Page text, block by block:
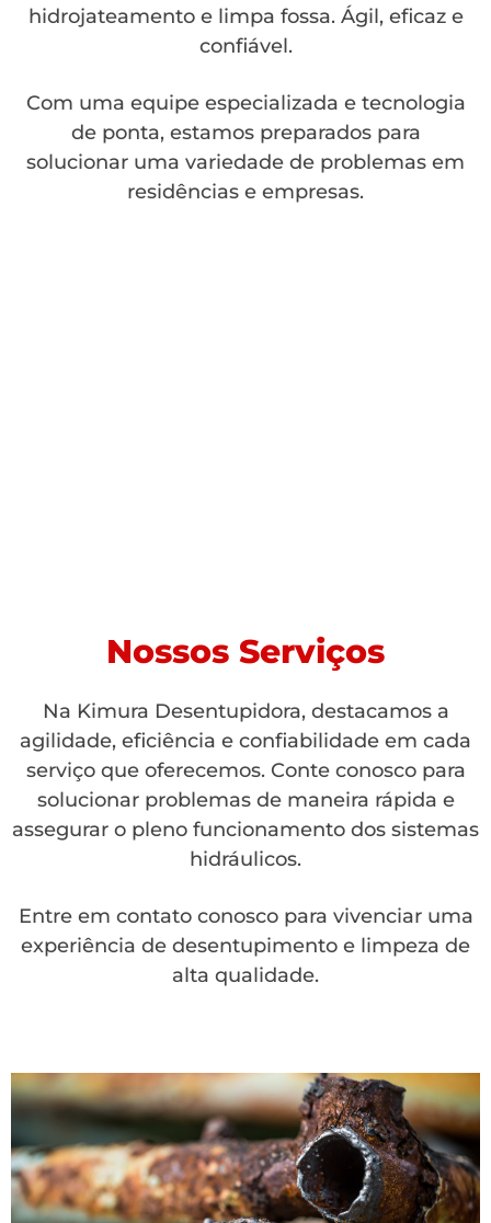
hidrojateamento e limpa fossa. Ágil, eficaz e
confiável.
Com uma equipe especializada e tecnologia
de ponta, estamos preparados para
solucionar uma variedade de problemas em
residências e empresas.
Nossos Serviços
Na Kimura Desentupidora, destacamos a
agilidade, eficiência e confiabilidade em cada
serviço que oferecemos. Conte conosco para
solucionar problemas de maneira rápida e
assegurar o pleno funcionamento dos sistemas
hidráulicos.
Entre em contato conosco para vivenciar uma
experiência de desentupimento e limpeza de
alta qualidade.